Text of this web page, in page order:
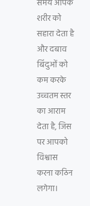
समय आपके
शरीर को
सहारा देता है
और दबाव
बिंदुओं को
कम करके
उच्चतम स्तर
का आराम
देता है, जिस
पर आपको
विश्वास
करना कठिन
लगेगा।